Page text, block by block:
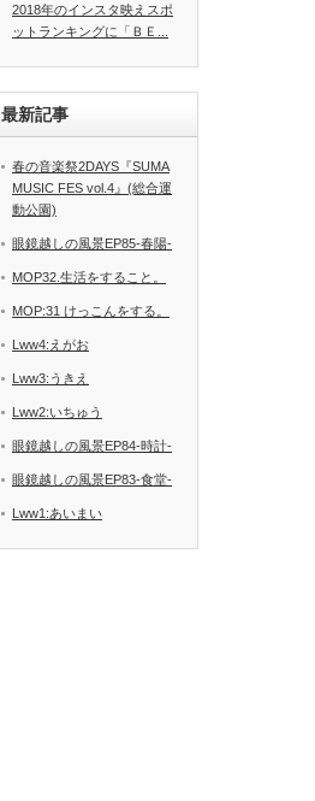
2018年のインスタ映えスポ
ットランキングに「ＢＥ...
最新記事
春の音楽祭2DAYS『SUMA
MUSIC FES vol.4』(総合運
動公園)
眼鏡越しの風景EP85-春陽-
MOP32.生活をすること。
MOP:31 けっこんをする。
Lww4:えがお
Lww3:うきえ
Lww2:いちゅう
眼鏡越しの風景EP84-時計-
眼鏡越しの風景EP83-食堂-
Lww1:あいまい